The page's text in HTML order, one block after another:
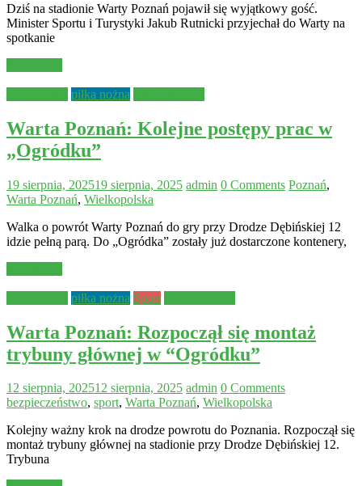
Dziś na stadionie Warty Poznań pojawił się wyjątkowy gość.
Minister Sportu i Turystyki Jakub Rutnicki przyjechał do Warty na
spotkanie
piłka nożna
Warta Poznań: Kolejne postępy prac w
„Ogródku”
19 sierpnia, 202519 sierpnia, 2025 admin 0 Comments Poznań,
Warta Poznań, Wielkopolska
Walka o powrót Warty Poznań do gry przy Drodze Dębińskiej 12
idzie pełną parą. Do „Ogródka” zostały już dostarczone kontenery,
piłka nożna Sport
Warta Poznań: Rozpoczął się montaż
trybuny głównej w “Ogródku”
12 sierpnia, 202512 sierpnia, 2025 admin 0 Comments
bezpieczeństwo, sport, Warta Poznań, Wielkopolska
Kolejny ważny krok na drodze powrotu do Poznania. Rozpoczął się
montaż trybuny głównej na stadionie przy Drodze Dębińskiej 12.
Trybuna